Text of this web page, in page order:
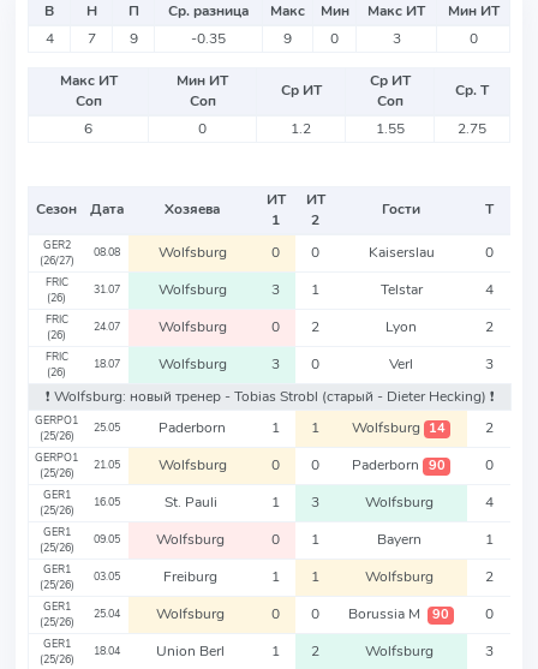
В Н П Ср. разница Макс Мин Макс ИТ
Мин ИТ
4
7 9 -0.35 9 0 3 0
Макс ИТ
Соп
Мин ИТ
Соп
Ср ИТ
Ср ИТ
Соп
Ср. Т
6
0 1.2 1.55 2.75
Сезон Дата Хозяева
ИТ
1
ИТ
2
Гости Т
GER2
(26/27)
08.08 Wolfsburg 0 0 Kaiserslau 0
FRIC
(26)
31.07 Wolfsburg 3 1 Telstar 4
FRIC
(26)
24.07 Wolfsburg 0 2 Lyon 2
FRIC
(26)
18.07 Wolfsburg 3 0 Verl
3
❗️ Wolfsburg: новый тренер - Tobias Strobl (старый - Dieter Hecking) ❗️
GERPO1
(25/26)
25.05 Paderborn 1 1 Wolfsburg 14 2
GERPO1
(25/26)
21.05 Wolfsburg 0 0 Paderborn 90 0
GER1
(25/26)
16.05 St. Pauli 1 3 Wolfsburg 4
GER1
(25/26)
09.05 Wolfsburg 0 1 Bayern 1
GER1
(25/26)
03.05 Freiburg 1 1 Wolfsburg 2
GER1
(25/26)
25.04 Wolfsburg 0 0 Borussia M 90 0
GER1
(25/26)
18.04 Union Berl 1 2 Wolfsburg 3